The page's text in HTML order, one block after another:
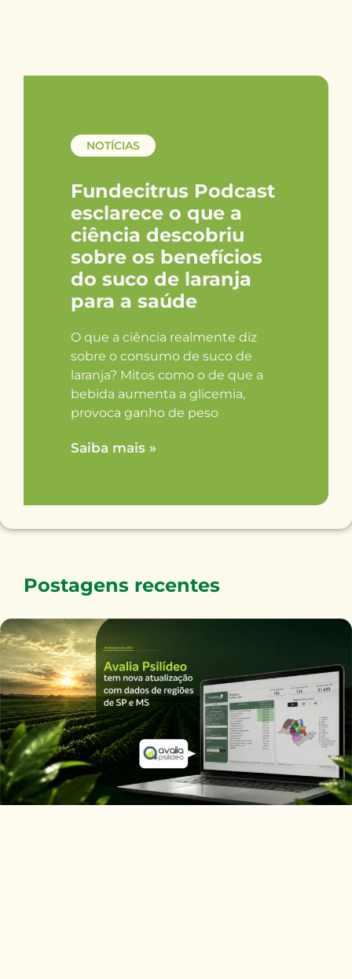
NOTÍCIAS
Fundecitrus Podcast
esclarece o que a
ciência descobriu
sobre os benefícios
do suco de laranja
para a saúde
O que a ciência realmente diz
sobre o consumo de suco de
laranja? Mitos como o de que a
bebida aumenta a glicemia,
provoca ganho de peso
Saiba mais »
Postagens recentes